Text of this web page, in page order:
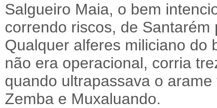
Salgueiro Maia, o bem
correndo riscos, de Santarém
Qualquer alferes miliciano do
não era operacional, corria
quando ultrapassava o
Zemba e Muxaluando.